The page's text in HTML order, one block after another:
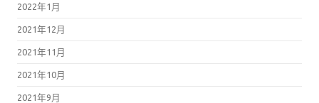
2022年1月
2021年12月
2021年11月
2021年10月
2021年9月